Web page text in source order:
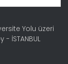
Yolu üzeri
- İSTANBUL